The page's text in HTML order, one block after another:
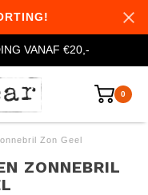
VANAF €20,-
0
Zon Geel
ZONNEBRIL